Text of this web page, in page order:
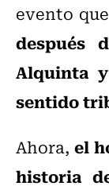
evento
después
Alquinta
sentido
Ahora, el
historia